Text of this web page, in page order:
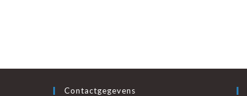
Contactgegevens